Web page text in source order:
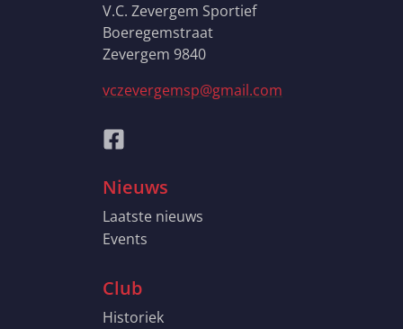
V.C. Zevergem Sportief
Boeregemstraat
Zevergem 9840
vczevergemsp@gmail.com
Nieuws
Laatste nieuws
Events
Club
Historiek